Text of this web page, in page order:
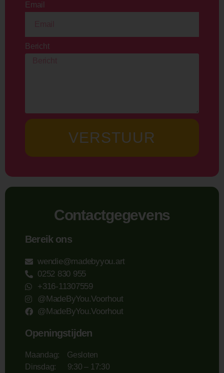
Email
Bericht
VERSTUUR
Contactgegevens
Bereik ons
wendie@madebyyou.art
0252 830 955
+316-11307559
@MadeByYou.Voorhout
@MadeByYou.Voorhout
Openingstijden
Maandag: Gesloten
Dinsdag: 9:30 – 17:30